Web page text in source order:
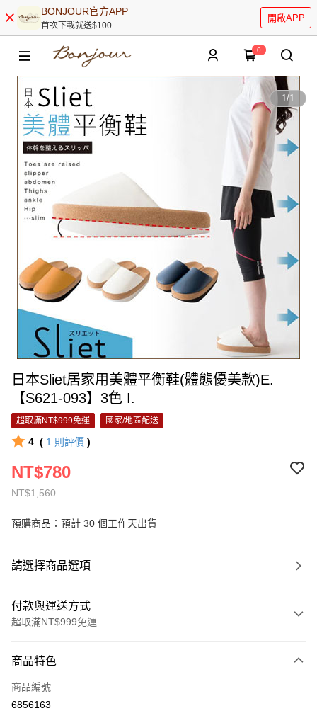
BONJOUR官方APP
首次下載就送$100
開啟APP
0
1/1
日本Sliet居家用美體平衡鞋(體態優美款)E.
【S621-093】3色 I.
超取滿NT$999免運 國家/地區配送
4 ( 1 則評價 )
NT$1,560
NT$780
預購商品：預計 30 個工作天出貨
請選擇商品選項
付款與運送方式
超取滿NT$999免運
信用卡一次付款
超商取貨付款
商品特色
商品編號
6856163